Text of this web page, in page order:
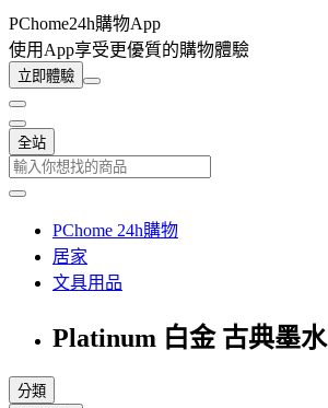
PChome24h購物App
使用App享受更優質的購物體驗
立即體驗
全站
PChome 24h購物
居家
文具用品
Platinum 白金 古典墨水
分類